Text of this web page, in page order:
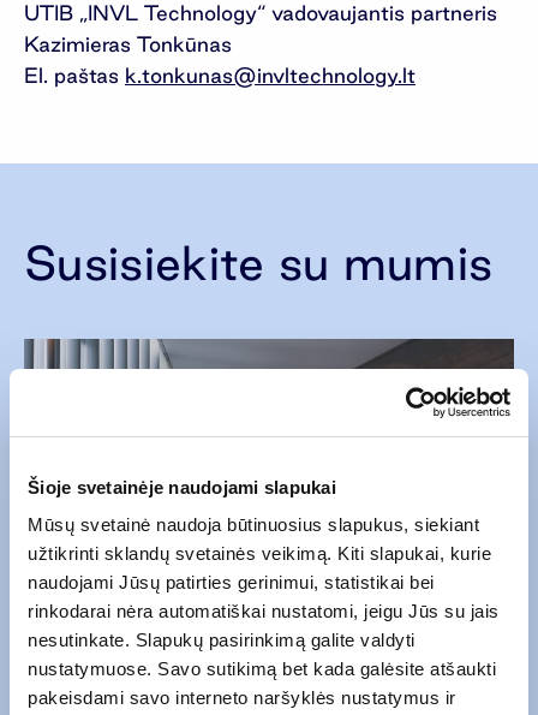
Šioje svetainėje naudojami slapukai
Mūsų svetainė naudoja būtinuosius slapukus, siekiant
užtikrinti sklandų svetainės veikimą. Kiti slapukai, kurie
naudojami Jūsų patirties gerinimui, statistikai bei
rinkodarai nėra automatiškai nustatomi, jeigu Jūs su jais
nesutinkate. Slapukų pasirinkimą galite valdyti
nustatymuose. Savo sutikimą bet kada galėsite atšaukti
pakeisdami savo interneto naršyklės nustatymus ir
UTIB „INVL Technology“ vadovaujantis partneris
Kazimieras Tonkūnas
El. paštas k.tonkunas@invltechnology.lt
Susisiekite su mumis